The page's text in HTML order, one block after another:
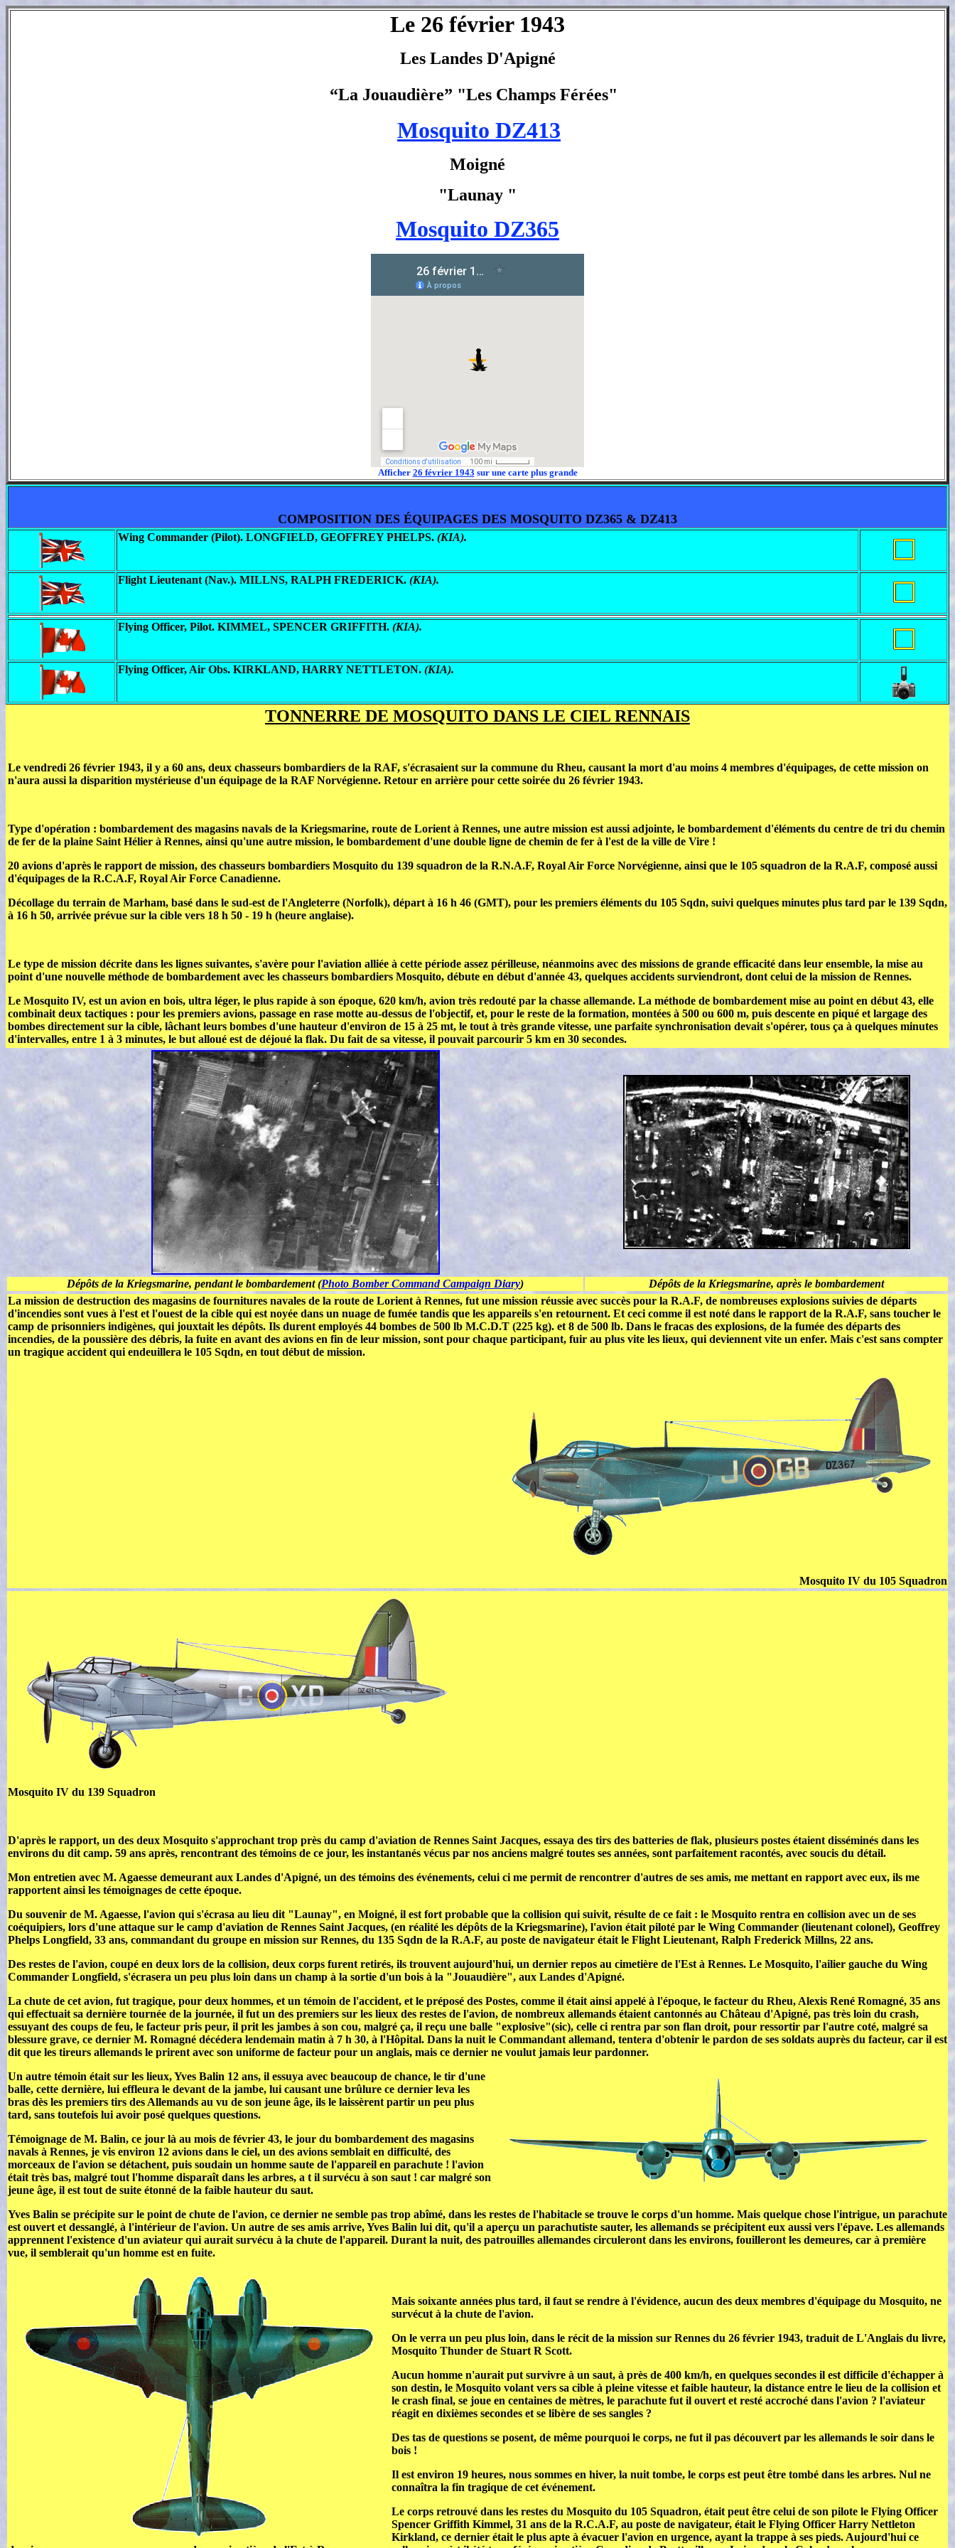
Le 26 février 1943
Les Landes D'Apigné
“La Jouaudière” "Les Champs Férées"
Mosquito DZ413
Moigné
"Launay "
Mosquito DZ365
Afficher 26 février 1943 sur une carte plus grande
COMPOSITION DES ÉQUIPAGES DES MOSQUITO DZ365 & DZ413
Wing Commander (Pilot). LONGFIELD, GEOFFREY PHELPS. (KIA).
Flight Lieutenant (Nav.). MILLNS, RALPH FREDERICK. (KIA).
Flying Officer, Pilot. KIMMEL, SPENCER GRIFFITH. (KIA).
Flying Officer, Air Obs. KIRKLAND, HARRY NETTLETON. (KIA).
TONNERRE DE MOSQUITO DANS LE CIEL RENNAIS
Le vendredi 26 février 1943, il y a 60 ans, deux chasseurs bombardiers de la RAF, s'écrasaient sur la commune du Rheu, causant la mort d'au moins 4 membres d'équipages, de cette mission on
n'aura aussi la disparition mystérieuse d'un équipage de la RAF Norvégienne. Retour en arrière pour cette soirée du 26 février 1943.
Type d'opération : bombardement des magasins navals de la Kriegsmarine, route de Lorient à Rennes, une autre mission est aussi adjointe, le bombardement d'éléments du centre de tri du chemin
de fer de la plaine Saint Hélier à Rennes, ainsi qu'une autre mission, le bombardement d'une double ligne de chemin de fer à l'est de la ville de Vire !
20 avions d'après le rapport de mission, des chasseurs bombardiers Mosquito du 139 squadron de la R.N.A.F, Royal Air Force Norvégienne, ainsi que le 105 squadron de la R.A.F, composé aussi
d'équipages de la R.C.A.F, Royal Air Force Canadienne.
Décollage du terrain de Marham, basé dans le sud-est de l'Angleterre (Norfolk), départ à 16 h 46 (GMT), pour les premiers éléments du 105 Sqdn, suivi quelques minutes plus tard par le 139 Sqdn,
à 16 h 50, arrivée prévue sur la cible vers 18 h 50 - 19 h (heure anglaise).
Le type de mission décrite dans les lignes suivantes, s'avère pour l'aviation alliée à cette période assez périlleuse, néanmoins avec des missions de grande efficacité dans leur ensemble, la mise au
point d'une nouvelle méthode de bombardement avec les chasseurs bombardiers Mosquito, débute en début d'année 43, quelques accidents surviendront, dont celui de la mission de Rennes.
Le Mosquito IV, est un avion en bois, ultra léger, le plus rapide à son époque, 620 km/h, avion très redouté par la chasse allemande. La méthode de bombardement mise au point en début 43, elle
combinait deux tactiques : pour les premiers avions, passage en rase motte au-dessus de l'objectif, et, pour le reste de la formation, montées à 500 ou 600 m, puis descente en piqué et largage des
bombes directement sur la cible, lâchant leurs bombes d'une hauteur d'environ de 15 à 25 mt, le tout à très grande vitesse, une parfaite synchronisation devait s'opérer, tous ça à quelques minutes
d'intervalles, entre 1 à 3 minutes, le but alloué est de déjoué la flak. Du fait de sa vitesse, il pouvait parcourir 5 km en 30 secondes.
Dépôts de la Kriegsmarine, pendant le bombardement (Photo Bomber Command Campaign Diary)
Dépôts de la Kriegsmarine, après le bombardement
La mission de destruction des magasins de fournitures navales de la route de Lorient à Rennes, fut une mission réussie avec succès pour la R.A.F, de nombreuses explosions suivies de départs
d'incendies sont vues à l'est et l'ouest de la cible qui est noyée dans un nuage de fumée tandis que les appareils s'en retournent. Et ceci comme il est noté dans le rapport de la R.A.F, sans toucher le
camp de prisonniers indigènes, qui jouxtait les dépôts. Ils durent employés 44 bombes de 500 lb M.C.D.T (225 kg). et 8 de 500 lb. Dans le fracas des explosions, de la fumée des départs des
incendies, de la poussière des débris, la fuite en avant des avions en fin de leur mission, sont pour chaque participant, fuir au plus vite les lieux, qui deviennent vite un enfer. Mais c'est sans compter
un tragique accident qui endeuillera le 105 Sqdn, en tout début de mission.
Mosquito IV du 105 Squadron
Mosquito IV du 139 Squadron
D'après le rapport, un des deux Mosquito s'approchant trop près du camp d'aviation de Rennes Saint Jacques, essaya des tirs des batteries de flak, plusieurs postes étaient disséminés dans les
environs du dit camp. 59 ans après, rencontrant des témoins de ce jour, les instantanés vécus par nos anciens malgré toutes ses années, sont parfaitement racontés, avec soucis du détail.
Mon entretien avec M. Agaesse demeurant aux Landes d'Apigné, un des témoins des événements, celui ci me permit de rencontrer d'autres de ses amis, me mettant en rapport avec eux, ils me
rapportent ainsi les témoignages de cette époque.
Du souvenir de M. Agaesse, l'avion qui s'écrasa au lieu dit "Launay", en Moigné, il est fort probable que la collision qui suivit, résulte de ce fait : le Mosquito rentra en collision avec un de ses
coéquipiers, lors d'une attaque sur le camp d'aviation de Rennes Saint Jacques, (en réalité les dépôts de la Kriegsmarine), l'avion était piloté par le Wing Commander (lieutenant colonel), Geoffrey
Phelps Longfield, 33 ans, commandant du groupe en mission sur Rennes, du 135 Sqdn de la R.A.F, au poste de navigateur était le Flight Lieutenant, Ralph Frederick Millns, 22 ans.
Des restes de l'avion, coupé en deux lors de la collision, deux corps furent retirés, ils trouvent aujourd'hui, un dernier repos au cimetière de l'Est à Rennes. Le Mosquito, l'ailier gauche du Wing
Commander Longfield, s'écrasera un peu plus loin dans un champ à la sortie d'un bois à la "Jouaudière", aux Landes d'Apigné.
La chute de cet avion, fut tragique, pour deux hommes, et un témoin de l'accident, et le préposé des Postes, comme il était ainsi appelé à l'époque, le facteur du Rheu, Alexis René Romagné, 35 ans
qui effectuait sa dernière tournée de la journée, il fut un des premiers sur les lieux des restes de l'avion, de nombreux allemands étaient cantonnés au Château d'Apigné, pas très loin du crash,
essuyant des coups de feu, le facteur pris peur, il prit les jambes à son cou, malgré ça, il reçu une balle "explosive"(sic), celle ci rentra par son flan droit, pour ressortir par l'autre coté, malgré sa
blessure grave, ce dernier M. Romagné décédera lendemain matin à 7 h 30, à l'Hôpital. Dans la nuit le Commandant allemand, tentera d'obtenir le pardon de ses soldats auprès du facteur, car il est
dit que les tireurs allemands le prirent avec son uniforme de facteur pour un anglais, mais ce dernier ne voulut jamais leur pardonner.
Un autre témoin était sur les lieux, Yves Balin 12 ans, il essuya avec beaucoup de chance, le tir d'une
balle, cette dernière, lui effleura le devant de la jambe, lui causant une brûlure ce dernier leva les
bras dès les premiers tirs des Allemands au vu de son jeune âge, ils le laissèrent partir un peu plus
tard, sans toutefois lui avoir posé quelques questions.
Témoignage de M. Balin, ce jour là au mois de février 43, le jour du bombardement des magasins
navals à Rennes, je vis environ 12 avions dans le ciel, un des avions semblait en difficulté, des
morceaux de l'avion se détachent, puis soudain un homme saute de l'appareil en parachute ! l'avion
était très bas, malgré tout l'homme disparaît dans les arbres, a t il survécu à son saut ! car malgré son
jeune âge, il est tout de suite étonné de la faible hauteur du saut.
Yves Balin se précipite sur le point de chute de l'avion, ce dernier ne semble pas trop abîmé, dans les restes de l'habitacle se trouve le corps d'un homme. Mais quelque chose l'intrigue, un parachute
est ouvert et dessanglé, à l'intérieur de l'avion. Un autre de ses amis arrive, Yves Balin lui dit, qu'il a aperçu un parachutiste sauter, les allemands se précipitent eux aussi vers l'épave. Les allemands
apprennent l'existence d'un aviateur qui aurait survécu à la chute de l'appareil. Durant la nuit, des patrouilles allemandes circuleront dans les environs, fouilleront les demeures, car à première
vue, il semblerait qu'un homme est en fuite.
Mais soixante années plus tard, il faut se rendre à l'évidence, aucun des deux membres d'équipage du Mosquito, ne
survécut à la chute de l'avion.
On le verra un peu plus loin, dans le récit de la mission sur Rennes du 26 février 1943, traduit de L'Anglais du livre,
Mosquito Thunder de Stuart R Scott.
Aucun homme n'aurait put survivre à un saut, à près de 400 km/h, en quelques secondes il est difficile d'échapper à
son destin, le Mosquito volant vers sa cible à pleine vitesse et faible hauteur, la distance entre le lieu de la collision et
le crash final, se joue en centaines de mètres, le parachute fut il ouvert et resté accroché dans l'avion ? l'aviateur
réagit en dixièmes secondes et se libère de ses sangles ?
Des tas de questions se posent, de même pourquoi le corps, ne fut il pas découvert par les allemands le soir dans le
bois !
Il est environ 19 heures, nous sommes en hiver, la nuit tombe, le corps est peut être tombé dans les arbres. Nul ne
connaîtra la fin tragique de cet événement.
Le corps retrouvé dans les restes du Mosquito du 105 Squadron, était peut être celui de son pilote le Flying Officer
Spencer Griffith Kimmel, 31 ans de la R.C.A.F, au poste de navigateur, était le Flying Officer Harry Nettleton
Kirkland, ce dernier était le plus apte à évacuer l'avion en urgence, ayant la trappe à ses pieds. Aujourd'hui ce